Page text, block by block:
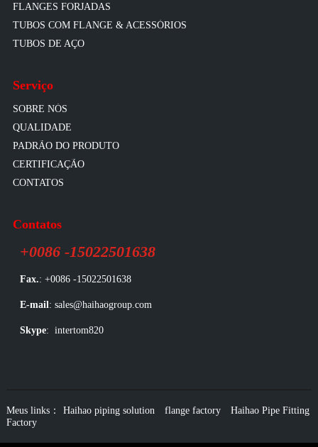
FLANGES FORJADAS
TUBOS COM FLANGE & ACESSÓRIOS
TUBOS DE AÇO
Serviço
SOBRE NÓS
QUALIDADE
PADRÃO DO PRODUTO
CERTIFICAÇÃO
CONTATOS
Contatos
+0086 -15022501638
Fax.: +0086 -15022501638
E-mail: sales@haihaogroup.com
Skype: intertom820
Meus links： Haihao piping solution flange factory
Haihao Pipe Fitting
Factory